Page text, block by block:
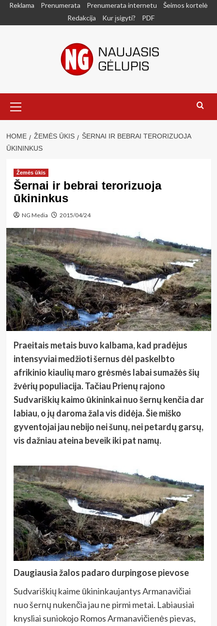
SkipReklama Prenumerata Prenumerata internetu
Šeimos kortelė
Redakcija
Kur įsigyti? PDF
Menu
HOME ŽEMĖS ŪKIS
ŠERNAI IR BEBRAI TERORIZUOJA
ŪKININKUS
Žemės ūkis
Šernai ir bebrai terorizuoja
ūkininkus
NG Media 2015/04/24
Praeitais metais buvo kalbama, kad pradėjus
intensyviai medžioti šernus dėl paskelbto
afrikinio kiaulių maro grėsmės labai sumažės šių
žvėrių populiacija. Tačiau Prienų rajono
Sudvariškių kaimo ūkininkai nuo šernų kenčia dar
labiau, o jų daroma žala vis didėja. Šie miško
gyventojai jau nebijo nei šunų, nei petardų garsų,
vis dažniau ateina beveik iki pat namų.
Daugiausia žalos padaro durpingose pievose
Sudvariškių kaime ūkininkaujantys Armanavičiai
nuo šernų nukenčia jau ne pirmi metai. Labiausiai
knysliai suniokojo Romos Armanavičienės pievas,